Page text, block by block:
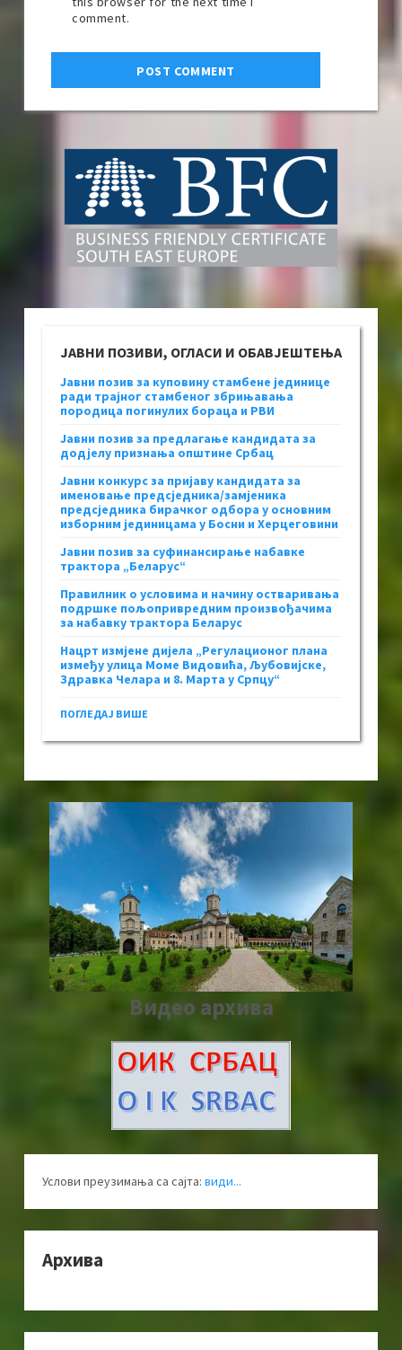
comment.
ЈАВНИ ПОЗИВИ, ОГЛАСИ И ОБАВЈЕШТЕЊА
Јавни позив за куповину стамбене јединице
ради трајног стамбеног збрињавања
породица погинулих бораца и РВИ
Јавни позив за предлагање кандидата за
додјелу признања општине Србац
Јавни конкурс за пријаву кандидата за
именовање предсједника/замјеника
предсједника бирачког одбора у основним
изборним јединицама у Босни и Херцеговини
Јавни позив за суфинансирање набавке
трактора „Беларус“
Правилник о условима и начину остваривања
подршке пољопривредним произвођачима
за набавку трактора Беларус
Нацрт измјене дијела „Регулационог плана
између улица Моме Видовића, Љубовијске,
Здравка Челара и 8. Марта у Српцу“
ПОГЛЕДАЈ ВИШЕ
Видео архива
Услови преузимања са сајта: види...
Архива